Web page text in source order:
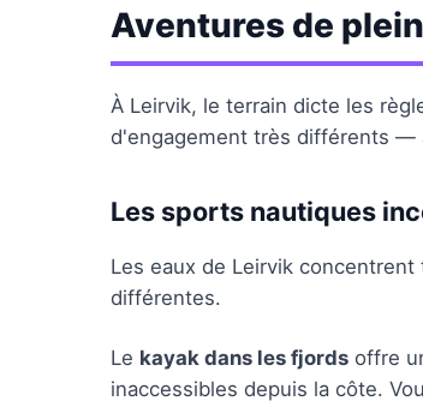
Aventures de
À Leirvik, le terrain dicte les
d'engagement très différents —
Les sports nautiques
Les eaux de Leirvik
différentes.
Le kayak dans les fjords offre
inaccessibles depuis la côte.